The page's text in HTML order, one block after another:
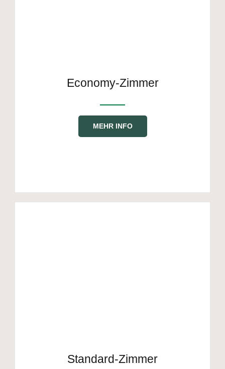
Economy-Zimmer
MEHR INFO
Standard-Zimmer